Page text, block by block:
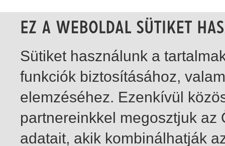
Sütiket használunk a
funkciók biztosításához,
elemzéséhez. Ezenkívül
partnereinkkel megosztjuk
adatait, akik kombinálhatják